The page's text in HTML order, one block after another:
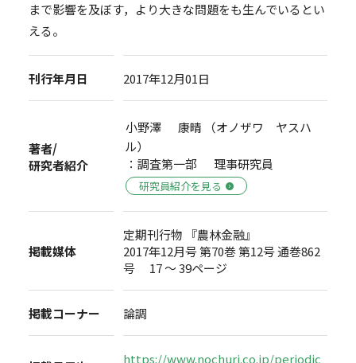
まで影響を及ぼす，より大きな問題をも生んでいるとい
える。
刊行年月日 2017年12月01日
著者/
研究者紹介
小野澤 康晴 （オノザワ ヤスハ
ル）
：調査第一部 理事研究員
研究員紹介を見る
掲載媒体
定期刊行物 『農林金融』
2017年12月号 第70巻 第12号 通巻862
号 17 ～ 39ページ
掲載コーナー 論調
https://www.nochuri.co.jp/periodic